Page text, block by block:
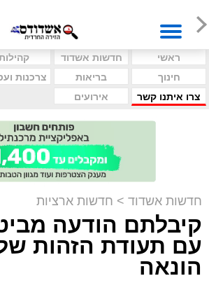
ראשי חדשות אשדוד
חינוך
בריאות צרכנות
צרו איתנו קשר
אירועים
חדשות אשדוד > חדשות ארציות
קיבלתם הודעה
עם תעודת הזהות
הונאה